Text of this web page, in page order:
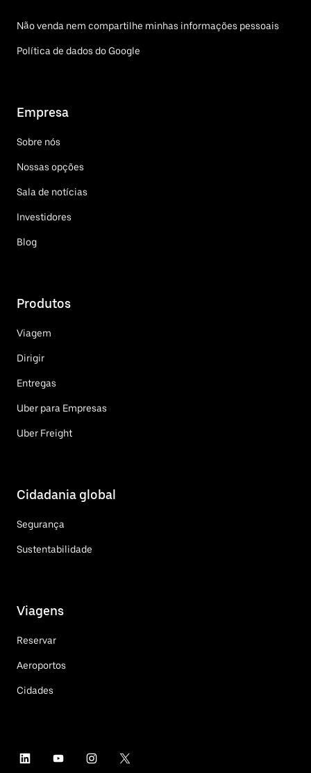
Não venda nem compartilhe minhas informações pessoais
Política de dados do Google
Empresa
Sobre nós
Nossas opções
Sala de notícias
Investidores
Blog
Produtos
Viagem
Dirigir
Entregas
Uber para Empresas
Uber Freight
Cidadania global
Segurança
Sustentabilidade
Viagens
Reservar
Aeroportos
Cidades